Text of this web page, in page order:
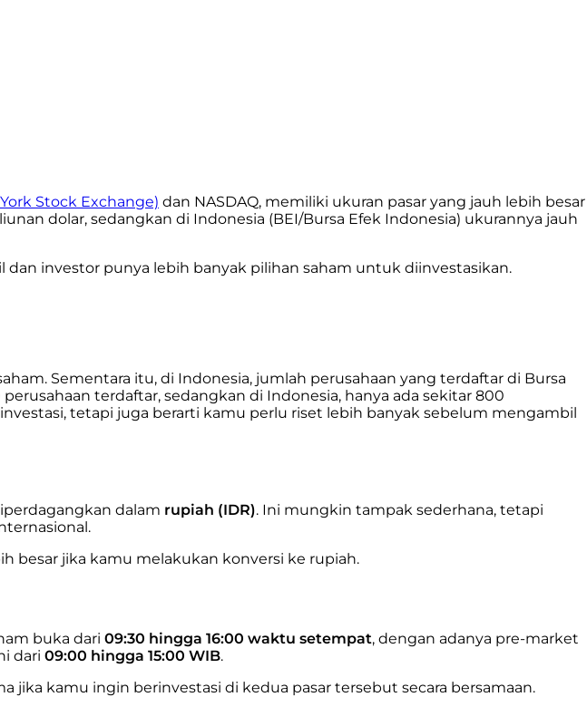
Stock Exchange) dan NASDAQ, memiliki ukuran pasar yang jauh lebih besar
dolar, sedangkan di Indonesia (BEI/Bursa Efek Indonesia) ukurannya jauh
dan investor punya lebih banyak pilihan saham untuk diinvestasikan.
Sementara itu, di Indonesia, jumlah perusahaan yang terdaftar di Bursa
terdaftar, sedangkan di Indonesia, hanya ada sekitar 800
tetapi juga berarti kamu perlu riset lebih banyak sebelum mengambil
dalam rupiah (IDR). Ini mungkin tampak sederhana, tetapi
besar jika kamu melakukan konversi ke rupiah.
buka dari 09:30 hingga 16:00 waktu setempat, dengan adanya pre-market
dari 09:00 hingga 15:00 WIB.
kamu ingin berinvestasi di kedua pasar tersebut secara bersamaan.